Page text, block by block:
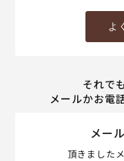
よ
それで
メールかお電
メー
頂きました